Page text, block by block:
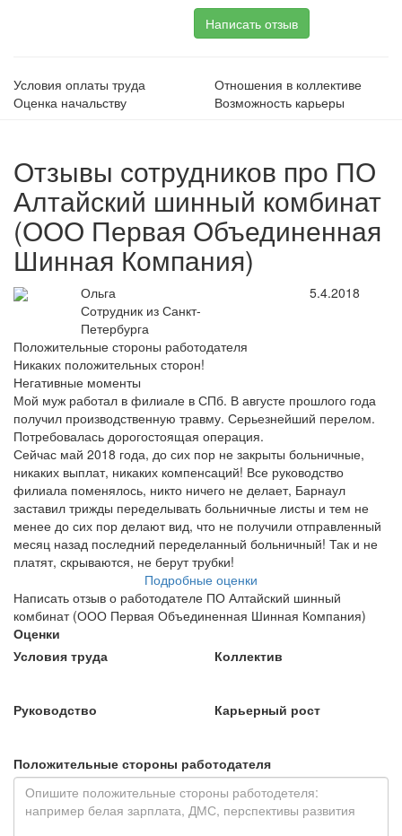
Написать отзыв
Условия оплаты труда
Отношения в коллективе
Оценка начальству
Возможность карьеры
Отзывы сотрудников про ПО
Алтайский шинный комбинат
(ООО Первая Объединенная
Шинная Компания)
Ольга
Сотрудник из Санкт-
Петербурга
5.4.2018
Положительные стороны работодателя
Никаких положительных сторон!
Негативные моменты
Мой муж работал в филиале в СПб. В августе прошлого года
получил производственную травму. Серьезнейший перелом.
Потребовалась дорогостоящая операция.
Сейчас май 2018 года, до сих пор не закрыты больничные,
никаких выплат, никаких компенсаций! Все руководство
филиала поменялось, никто ничего не делает, Барнаул
заставил трижды переделывать больничные листы и тем не
менее до сих пор делают вид, что не получили отправленный
месяц назад последний переделанный больничный! Так и не
платят, скрываются, не берут трубки!
Подробные оценки
Написать отзыв о работодателе ПО Алтайский шинный
комбинат (ООО Первая Объединенная Шинная Компания)
Оценки
Условия труда
Коллектив
Руководство Карьерный рост
Положительные стороны работодателя